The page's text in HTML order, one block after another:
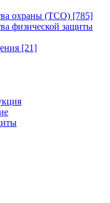
охраны (ТСО) [785]
физической защиты
[21]